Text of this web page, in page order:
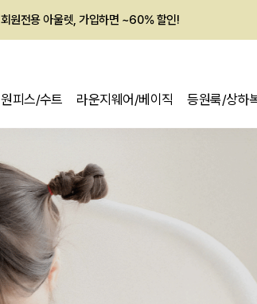
멤버십 최대 28,000원 혜택
원피스/수트 라운지웨어/베이직 등원룩/상하